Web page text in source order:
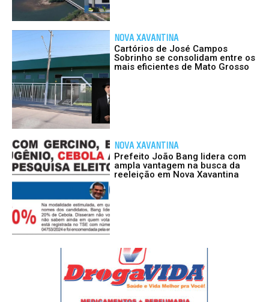
NOVA XAVANTINA
Cartórios de José Campos
Sobrinho se consolidam entre os
mais eficientes de Mato Grosso
NOVA XAVANTINA
Prefeito João Bang lidera com
ampla vantagem na busca da
reeleição em Nova Xavantina